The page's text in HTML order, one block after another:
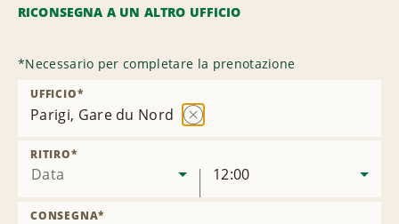
RICONSEGNA A UN ALTRO UFFICIO
*Necessario per completare la prenotazione
Parigi, Gare du Nord
UFFICIO*
Data
RITIRO*
12:00
CONSEGNA*